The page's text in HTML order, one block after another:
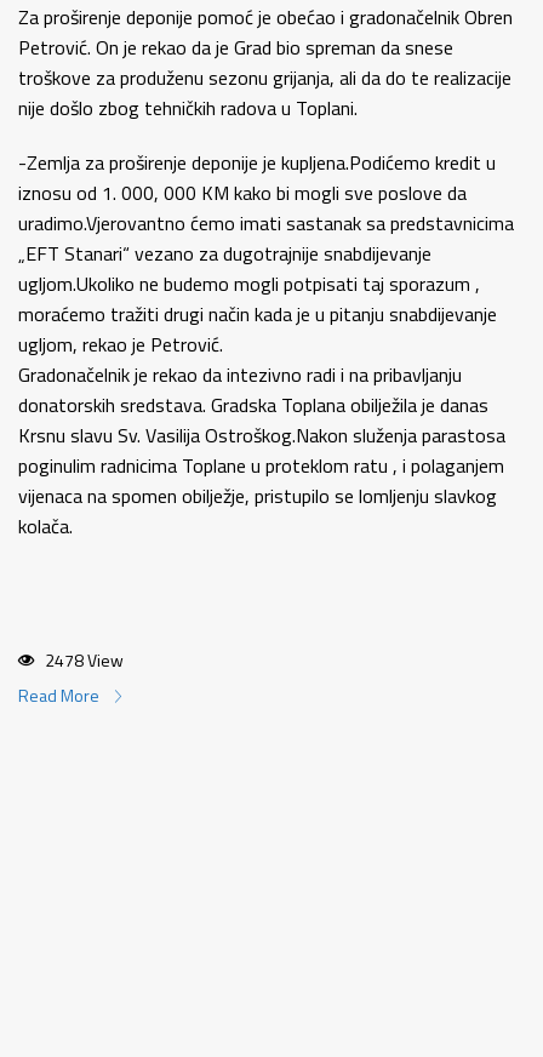
Za proširenje deponije pomoć je obećao i gradonačelnik Obren
Petrović. On je rekao da je Grad bio spreman da snese
troškove za produženu sezonu grijanja, ali da do te realizacije
nije došlo zbog tehničkih radova u Toplani.
-Zemlja za proširenje deponije je kupljena.Podićemo kredit u
iznosu od 1. 000, 000 KM kako bi mogli sve poslove da
uradimo.Vjerovantno ćemo imati sastanak sa predstavnicima
„EFT Stanari“ vezano za dugotrajnije snabdijevanje
ugljom.Ukoliko ne budemo mogli potpisati taj sporazum ,
moraćemo tražiti drugi način kada je u pitanju snabdijevanje
ugljom, rekao je Petrović.
Gradonačelnik je rekao da intezivno radi i na pribavljanju
donatorskih sredstava. Gradska Toplana obilježila je danas
Krsnu slavu Sv. Vasilija Ostroškog.Nakon služenja parastosa
poginulim radnicima Toplane u proteklom ratu , i polaganjem
vijenaca na spomen obilježje, pristupilo se lomljenju slavkog
kolača.
2478 View
Read More